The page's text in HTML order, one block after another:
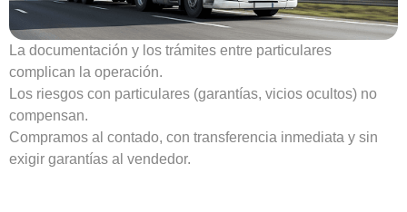
La documentación y los trámites entre particulares
complican la operación.
Los riesgos con particulares (garantías, vicios ocultos) no
compensan.
Compramos al contado, con transferencia inmediata y sin
exigir garantías al vendedor.